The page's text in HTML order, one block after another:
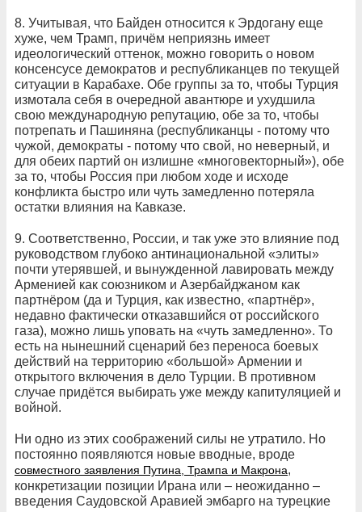
8. Учитывая, что Байден относится к Эрдогану еще
хуже, чем Трамп, причём неприязнь имеет
идеологический оттенок, можно говорить о новом
консенсусе демократов и республиканцев по текущей
ситуации в Карабахе. Обе группы за то, чтобы Турция
измотала себя в очередной авантюре и ухудшила
свою международную репутацию, обе за то, чтобы
потрепать и Пашиняна (республиканцы - потому что
чужой, демократы - потому что свой, но неверный, и
для обеих партий он излишне «многовекторный»), обе
за то, чтобы Россия при любом ходе и исходе
конфликта быстро или чуть замедленно потеряла
остатки влияния на Кавказе.
9. Соответственно, России, и так уже это влияние под
руководством глубоко антинациональной «элиты»
почти утерявшей, и вынужденной лавировать между
Арменией как союзником и Азербайджаном как
партнёром (да и Турция, как известно, «партнёр»,
недавно фактически отказавшийся от российского
газа), можно лишь уповать на «чуть замедленно». То
есть на нынешний сценарий без переноса боевых
действий на территорию «большой» Армении и
открытого включения в дело Турции. В противном
случае придётся выбирать уже между капитуляцией и
войной.
Ни одно из этих соображений силы не утратило. Но
постоянно появляются новые вводные, вроде
совместного заявления Путина, Трампа и Макрона,
конкретизации позиции Ирана или – неожиданно –
введения Саудовской Аравией эмбарго на турецкие